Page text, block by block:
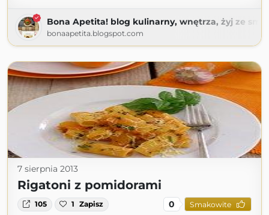
Bona Apetita! blog kulinarny, wnętrza, żyj ze
bonaapetita.blogspot.com
7 sierpnia 2013
Rigatoni z pomidorami
105 1 Zapisz 0 Smakowite